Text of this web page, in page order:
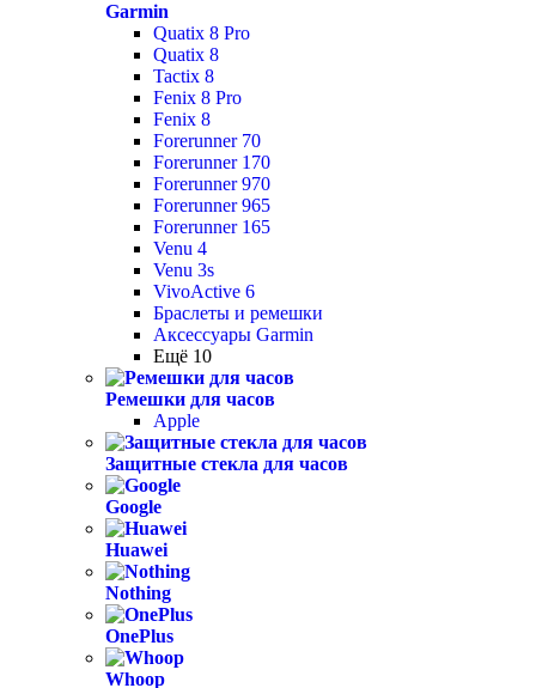
Garmin
Quatix 8 Pro
Quatix 8
Tactix 8
Fenix 8 Pro
Fenix 8
Forerunner 70
Forerunner 170
Forerunner 970
Forerunner 965
Forerunner 165
Venu 4
Venu 3s
VivoActive 6
Браслеты и ремешки
Аксессуары Garmin
Ещё 10
Ремешки для часов
Apple
Защитные стекла для часов
Google
Huawei
Nothing
OnePlus
Whoop